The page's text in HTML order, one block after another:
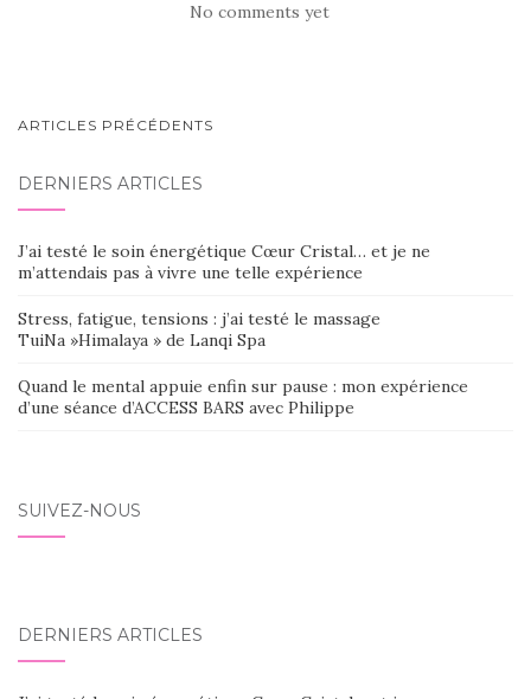
No comments yet
NAVIGATION
SEIN
DES
ARTICLES
ARTICLES PRÉCÉDENTS
DERNIERS ARTICLES
J’ai testé le soin énergétique Cœur Cristal… et je ne
m’attendais pas à vivre une telle expérience
Stress, fatigue, tensions : j’ai testé le massage
TuiNa »Himalaya » de Lanqi Spa
Quand le mental appuie enfin sur pause : mon expérience
d’une séance d’ACCESS BARS avec Philippe
SUIVEZ-NOUS
DERNIERS ARTICLES